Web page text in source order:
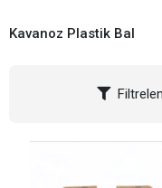
Kavanoz Plastik Bal